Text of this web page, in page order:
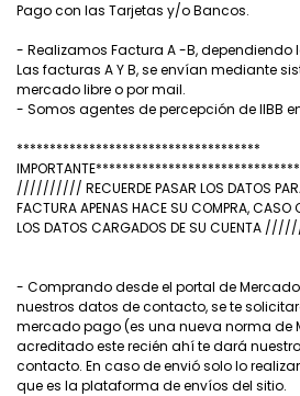
Pago con las Tarjetas y/o Bancos.
- Realizamos Factura A -B, dependiendo
Las facturas A Y B, se envían mediante
mercado libre o por mail.
- Somos agentes de percepción de IIBB
*************************************
////////// RECUERDE PASAR LOS DATOS
FACTURA APENAS HACE SU COMPRA, CASO
LOS DATOS CARGADOS DE SU
- Comprando desde el portal de Mercado
nuestros datos de contacto, se te
mercado pago (es una nueva norma de
acreditado este recién ahí te dará
contacto. En caso de envió solo lo
que es la plataforma de envíos del sitio.